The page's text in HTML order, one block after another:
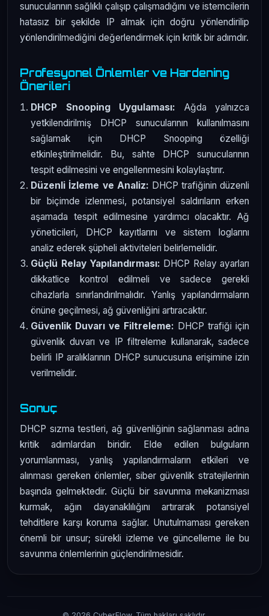
sunucularının sağlıklı çalışıp çalışmadığını ve istemcilerin
hatasız bir şekilde IP almak için doğru yönlendirilip
yönlendirilmediğini değerlendirmek için kritik bir adımdır.
Profesyonel Önlemler ve Hardening
Önerileri
DHCP Snooping Uygulaması: Ağda yalnızca
yetkilendirilmiş DHCP sunucularının kullanılmasını
sağlamak için DHCP Snooping özelliği
etkinleştirilmelidir. Bu, sahte DHCP sunucularının
tespit edilmesini ve engellenmesini kolaylaştırır.
Düzenli İzleme ve Analiz: DHCP trafiğinin düzenli
bir biçimde izlenmesi, potansiyel saldırıların erken
aşamada tespit edilmesine yardımcı olacaktır. Ağ
yöneticileri, DHCP kayıtlarını ve sistem loglarını
analiz ederek şüpheli aktiviteleri belirlemelidir.
Güçlü Relay Yapılandırması: DHCP Relay ayarları
dikkatlice kontrol edilmeli ve sadece gerekli
cihazlarla sınırlandırılmalıdır. Yanlış yapılandırmaların
önüne geçilmesi, ağ güvenliğini artıracaktır.
Güvenlik Duvarı ve Filtreleme: DHCP trafiği için
güvenlik duvarı ve IP filtreleme kullanarak, sadece
belirli IP aralıklarının DHCP sunucusuna erişimine izin
verilmelidir.
Sonuç
DHCP sızma testleri, ağ güvenliğinin sağlanması adına
kritik adımlardan biridir. Elde edilen bulguların
yorumlanması, yanlış yapılandırmaların etkileri ve
alınması gereken önlemler, siber güvenlik stratejilerinin
başında gelmektedir. Güçlü bir savunma mekanizması
kurmak, ağın dayanaklılığını artırarak potansiyel
tehditlere karşı koruma sağlar. Unutulmaması gereken
önemli bir unsur; sürekli izleme ve güncelleme ile bu
savunma önlemlerinin güçlendirilmesidir.